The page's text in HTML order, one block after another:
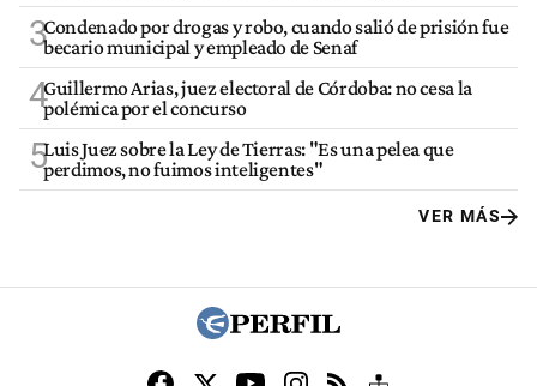
3Condenado por drogas y robo, cuando salió de prisión fue
becario municipal y empleado de Senaf
4Guillermo Arias, juez electoral de Córdoba: no cesa la
polémica por el concurso
5Luis Juez sobre la Ley de Tierras: "Es una pelea que
perdimos, no fuimos inteligentes"
VER MÁS